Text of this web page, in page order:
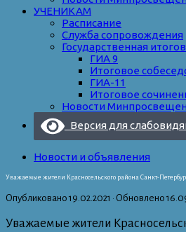
УЧЕНИКАМ
Расписание
Служба сопровождения
Государственная
ГИА 9
Итоговое
ГИА-11
Итоговое
Новости
Версия для
Новости и объявления
Уважаемые жители Красносельского района Санкт-
Опубликовано 19.02.2021 · Обновлено
Уважаемые жители